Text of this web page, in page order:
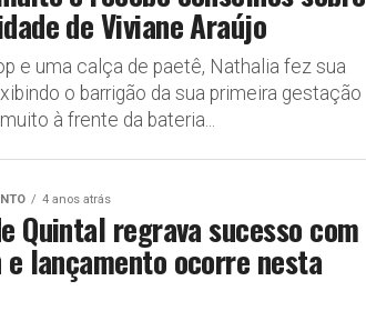
de Viviane Araújo
e uma calça de paetê, Nathalia fez sua
o barrigão da sua primeira gestação
à frente da bateria...
4 anos atrás
Quintal regrava sucesso com
e lançamento ocorre nesta